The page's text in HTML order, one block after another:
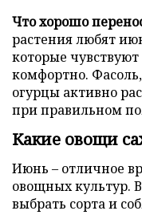
Что хорошо
растения любят
которые чувствуют
комфортно.
огурцы активно
при правильном
Какие овощи
Июнь – отличное
овощных культур.
выбрать сорта и